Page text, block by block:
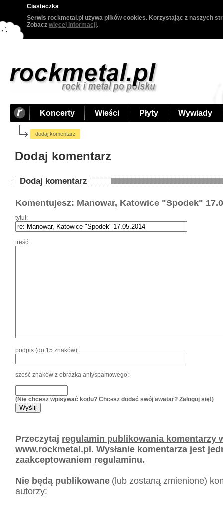
Ciasteczka
Serwis rockmetal.pl używa plików cookies. Korzystając z naszych
Zobacz więcej informacji.
Koncerty Wieści Płyty Wywiady
dodaj komentarz
Dodaj komentarz
Dodaj komentarz
Komentujesz: Manowar, Katowice "Spodek"
tytuł:
treść:
podpis (do 15 znaków):
sześć znaków z obrazka antyspamowego:
(Nie chcesz wpisywać kodu? Chcesz dodać swój awatar? Zaloguj się!)
Przeczytaj regulamin publikowania komentarzy
www.rockmetal.pl. Wysłanie komentarza jest
zaakceptowaniem regulaminu.
Nie będą publikowane (lub zostaną zmienione)
autorzy: